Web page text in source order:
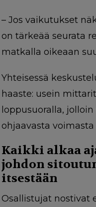
– Jos vaikutukset
on tärkeää seurata
matkalla oikeaan
Yhteisessä
haaste: usein
loppusuoralla,
ohjaavasta
Kaikki alkaa
johdon
itsestään
Osallistujat nostivat